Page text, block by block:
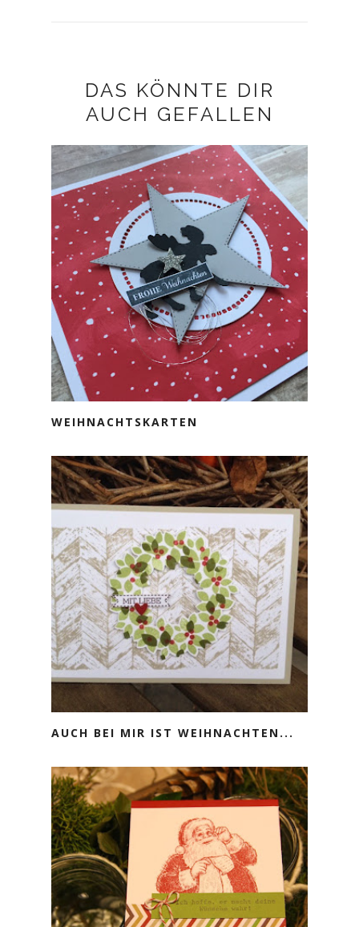
DAS KÖNNTE DIR
AUCH GEFALLEN
WEIHNACHTSKARTEN
AUCH BEI MIR IST WEIHNACHTEN...